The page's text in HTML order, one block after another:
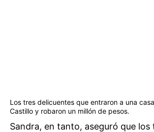
Los tres delicuentes que entraron a una
Castillo y robaron un millón de pesos.
Sandra, en tanto, aseguró que los